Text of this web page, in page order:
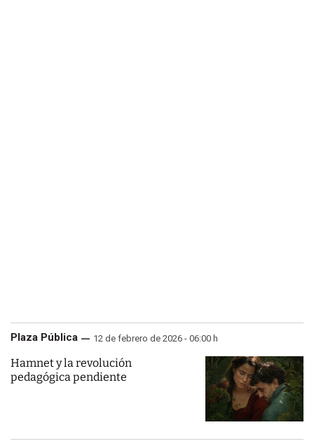
Plaza Pública 12 de febrero de 2026 - 06:00 h
Hamnet y la revolución
pedagógica pendiente